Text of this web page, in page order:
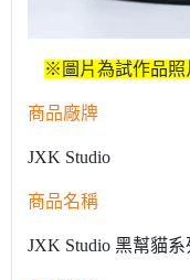
※圖片為試作品照
商品廠牌
JXK Studio
商品名稱
JXK Studio 黑幫貓